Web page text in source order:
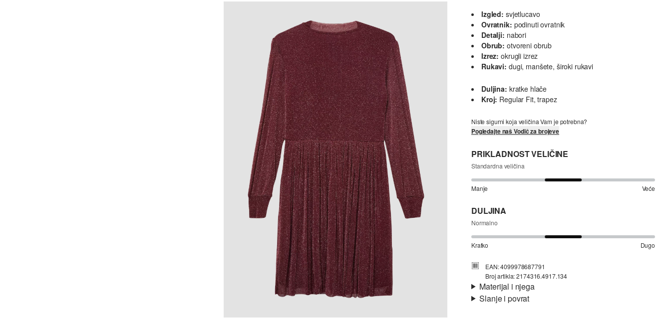
Izgled: svjetlucavo
Ovratnik: podinuti ovratnik
Detalji: nabori
Obrub: otvoreni obrub
Izrez: okrugli izrez
Rukavi: dugi, manšete, široki rukavi
Duljina: kratke hlače
Kroj: Regular Fit, trapez
Niste sigurni koja veličina Vam je potrebna?
Pogledajte naš Vodič za brojeve
PRIKLADNOST VELIČINE
Standardna veličina
Manje Veće
DULJINA
Normalno
Kratko Dugo
EAN: 4099978687791
Broj artikla: 2174316.4917.134
Materijal i njega
Slanje i povrat